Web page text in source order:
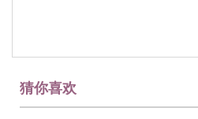
猜你喜欢